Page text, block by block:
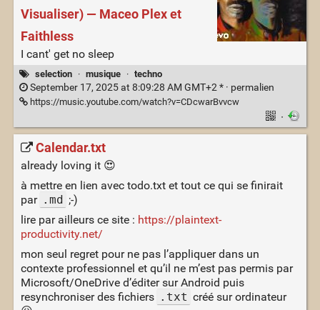
Visualiser) — Maceo Plex et
Faithless
I cant' get no sleep
selection · musique · techno
September 17, 2025 at 8:09:28 AM GMT+2 * · permalien
https://music.youtube.com/watch?v=CDcwarBvvcw
·
Calendar.txt
already loving it 😍
à mettre en lien avec todo.txt et tout ce qui se finirait
par .md ;-)
lire par ailleurs ce site : https://plaintext-
productivity.net/
mon seul regret pour ne pas l’appliquer dans un
contexte professionnel et qu’il ne m’est pas permis par
Microsoft/OneDrive d’éditer sur Android puis
resynchroniser des fichiers .txt créé sur ordinateur